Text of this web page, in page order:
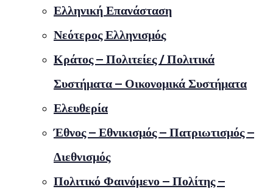
Ελληνική Επανάσταση
Νεότερος Ελληνισμός
Κράτος – Πολιτείες / Πολιτικά
Συστήματα – Οικονομικά Συστήματα
Ελευθερία
Έθνος – Εθνικισμός – Πατριωτισμός –
Διεθνισμός
Πολιτικό Φαινόμενο – Πολίτης –